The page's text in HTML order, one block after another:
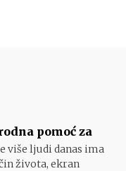
pomoć za
više ljudi danas ima
života, ekran